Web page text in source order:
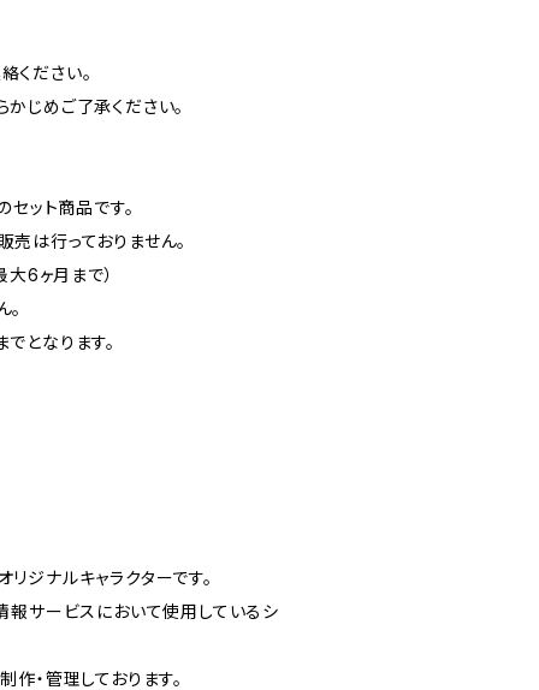
ください。
じめご了承ください。
セット商品です。
は行っておりません。
大6ヶ月まで）
となります。
ジナルキャラクターです。
報サービスにおいて使用しているシ
作・管理しております。